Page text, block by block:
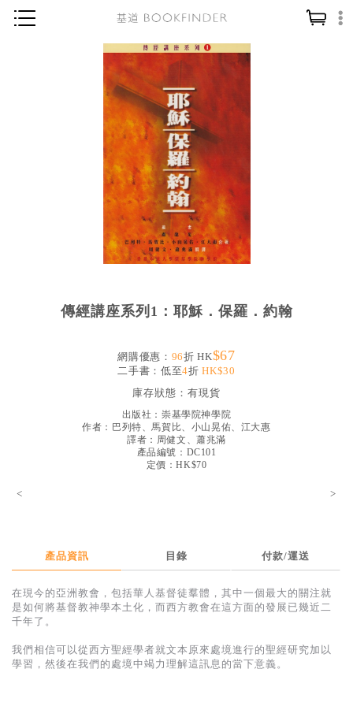
神學／教義
讀經／研經
信仰入門
教會歷史
靈修／禱告
教會事工
社會／倫理
見證／傳記
童書
暢銷榜
中文二手書
精選英文書
傳經講座系列1：耶穌．保羅．約翰
網購優惠： 96折 HK$67
二手書：低至4折HK$30
庫存狀態： 有現貨
出版社：崇基學院神學院
作者： 巴列特、馬賀比、小山晃佑、江大惠
譯者： 周健文、蕭兆滿
產品編號：DC101
定價：HK$70
< >
產品資訊 目錄 付款/運送
在現今的亞洲教會，包括華人基督徒羣體，其中一個最大的關注就
是如何將基督教神學本土化，而西方教會在這方面的發展已幾近二
千年了。
我們相信可以從西方聖經學者就文本原來處境進行的聖經研究加以
學習，然後在我們的處境中竭力理解這訊息的當下意義。